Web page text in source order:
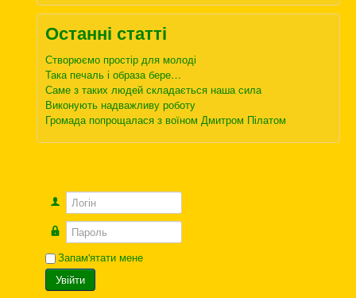
Останні статті
Створюємо простір для молоді
Така печаль і образа бере…
Саме з таких людей складається наша сила
Виконують надважливу роботу
Громада попрощалася з воїном Дмитром Пілатом
Логін
Пароль
Запам'ятати мене
Увійти